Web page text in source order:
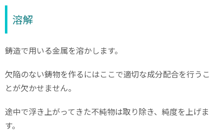
溶解
鋳造で用いる金属を溶かします。
欠陥のない鋳物を作るにはここで適切な成分配合を行うこ
とが欠かせません。
途中で浮き上がってきた不純物は取り除き、純度を上げま
す。